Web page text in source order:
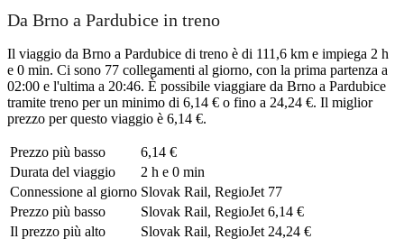
Da Brno a Pardubice in treno
Il viaggio da Brno a Pardubice di treno è di 111,6 km e impiega 2 h
e 0 min. Ci sono 77 collegamenti al giorno, con la prima partenza a
02:00 e l'ultima a 20:46. È possibile viaggiare da Brno a Pardubice
tramite treno per un minimo di 6,14 € o fino a 24,24 €. Il miglior
prezzo per questo viaggio è 6,14 €.
Prezzo più basso
6,14 €
Durata del viaggio
2 h e 0 min
Connessione al giorno Slovak Rail, RegioJet 77
Prezzo più basso
Slovak Rail, RegioJet 6,14 €
Il prezzo più alto
Slovak Rail, RegioJet 24,24 €